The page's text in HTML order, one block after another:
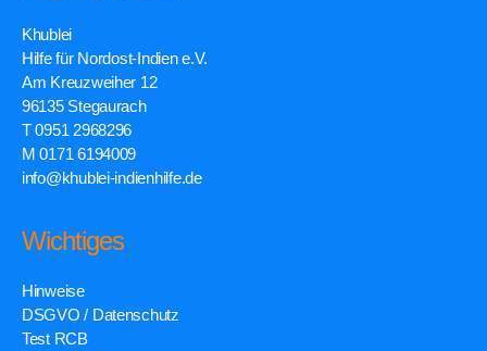
Khublei
Hilfe für Nordost-Indien e.V.
Am Kreuzweiher 12
96135 Stegaurach
T 0951 2968296
M 0171 6194009
info@khublei-indienhilfe.de
Wichtiges
Hinweise
DSGVO / Datenschutz
Test RCB